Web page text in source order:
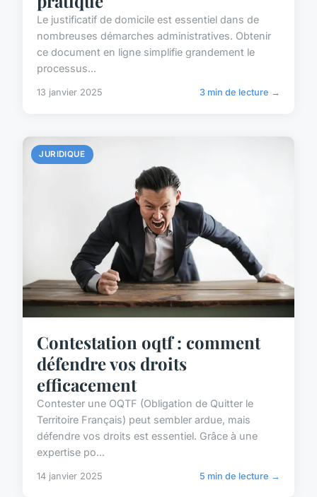
Le justificatif de domicile est essentiel dans de
nombreuses démarches administratives. Obtenir
ce document en ligne simplifie grandement le
processus...
13 janvier 2025 3 min de lecture →
JURIDIQUE
Contestation oqtf : comment
défendre vos droits
efficacement
Contester une OQTF (Obligation de Quitter le
Territoire Français) peut sembler ardue, mais
défendre vos droits est essentiel. Grâce à une
expertise po...
14 janvier 2025 5 min de lecture →